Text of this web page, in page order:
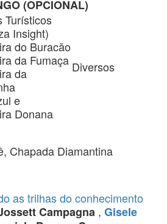
(OPCIONAL)
Turísticos
Insight)
do Buracão
da Fumaça
da
e
Donana
Diversos
Chapada Diamantina
as trilhas do conhecimento
Campagna , Gisele